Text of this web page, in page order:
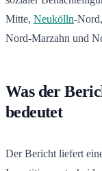
Mitte, Neukölln-
Nord-Marzahn und
Was der
bedeutet
Der Bericht liefert